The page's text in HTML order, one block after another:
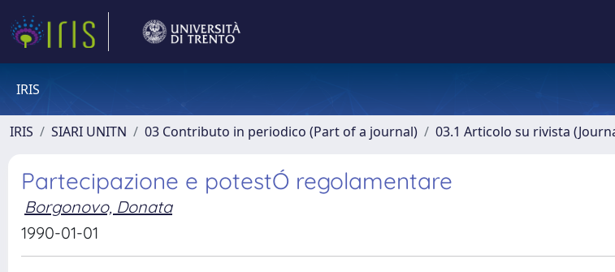
IRIS
IRIS SIARI UNITN 03 Contributo in periodico (Part of a journal) 03.1 Articolo su rivista
Partecipazione e potestÓ regolamentare
Borgonovo, Donata
1990-01-01